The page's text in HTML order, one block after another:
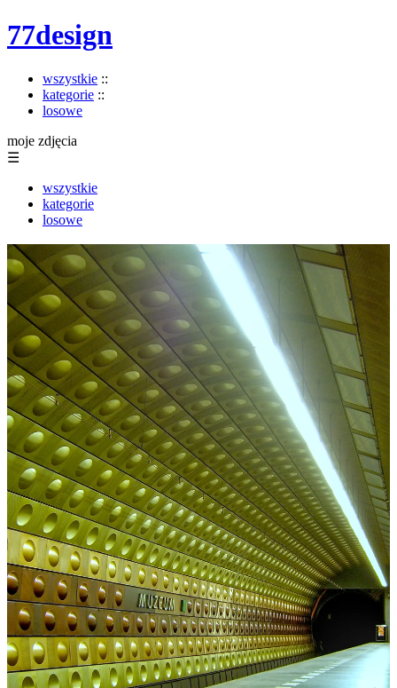
77design
wszystkie ::
kategorie ::
losowe
moje zdjęcia
☰
wszystkie
kategorie
losowe